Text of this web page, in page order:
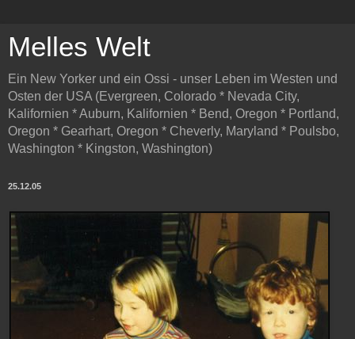
Melles Welt
Ein New Yorker und ein Ossi - unser Leben im Westen und
Osten der USA (Evergreen, Colorado * Nevada City,
Kalifornien * Auburn, Kalifornien * Bend, Oregon * Portland,
Oregon * Gearhart, Oregon * Cheverly, Maryland * Poulsbo,
Washington * Kingston, Washington)
25.12.05